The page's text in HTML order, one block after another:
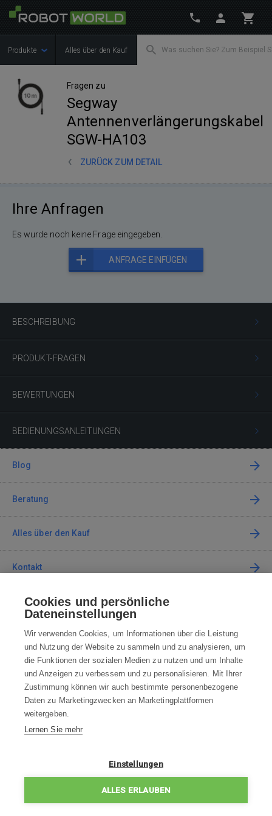
Produkte Alles über den Kauf
Fragen zu
Segway
Antennenverlängerungskabel
SGW-HA103
ZURÜCK ZUM DETAIL
BESCHREIBUNG
PRODUKT-FRAGEN
BEWERTUNGEN
BEDIENUNGSANLEITUNGEN
Ihre Anfragen
Es wurde noch keine Frage eingegeben.
ANFRAGE EINFÜGEN
Blog
Beratung
Alles über den Kauf
Kontakt
Kontaktieren Sie uns
info@robotworld.de
+49 25 197 159 962 Mo-Fr 8:00—16:00 Uhr
ALLE KONTAKTE
WIDERRUFSBELEHRUNG
DATENSCHUTZERKLÄRUNG
Cookies und persönliche
Dateneinstellungen
Wir verwenden Cookies, um Informationen über die Leistung
und Nutzung der Website zu sammeln und zu analysieren, um
die Funktionen der sozialen Medien zu nutzen und um Inhalte
und Anzeigen zu verbessern und zu personalisieren. Mit Ihrer
Zustimmung können wir auch bestimmte personenbezogene
Daten zu Marketingzwecken an Marketingplattformen
weitergeben.
Lernen Sie mehr
Einstellungen
ALLES ERLAUBEN